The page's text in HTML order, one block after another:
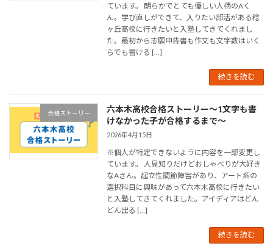
ています。 朗らかでとても優しい人柄のAく
ん。学び直しができて、入りたい部活がある稔
ヶ丘高校に行きたいと入塾してきてくれまし
た。最初から志願申告書も作文も文字数はいく
らでも書ける […]
続きを読む
合格ストーリー
六本木高校合格ストーリー～1文字も書
けなかった子が合格するまで～
2026年4月15日
※個人が特定できないように内容を一部変更し
ています。 人見知りだけどおしゃべりが大好き
なAさん。起立性調節障害があり、アート系の
選択科目に興味があって六本木高校に行きたい
と入塾してきてくれました。アイディアはどん
どん出る […]
続きを読む